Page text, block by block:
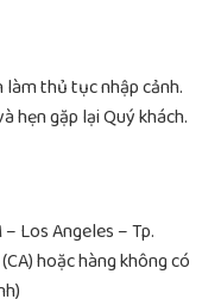
làm thủ tục nhập cảnh.
hẹn gặp lại Quý khách.
Los Angeles – Tp.
hoặc hàng không có